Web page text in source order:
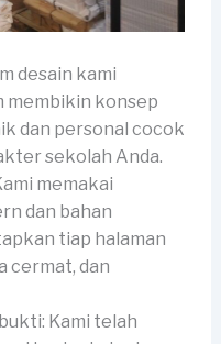
desain kami
membikin konsep
dan personal cocok
sekolah Anda.
memakai
dan bahan
tiap halaman
cermat, dan
Kami telah